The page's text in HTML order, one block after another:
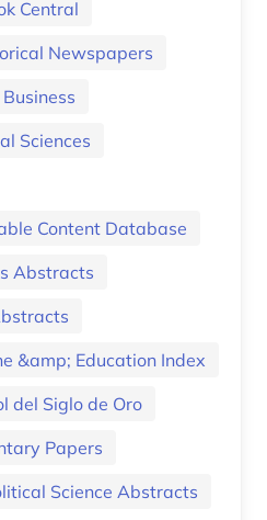
Central
Newspapers
Sciences
Content Database
Abstracts
&amp; Education Index
del Siglo de Oro
Papers
Science Abstracts